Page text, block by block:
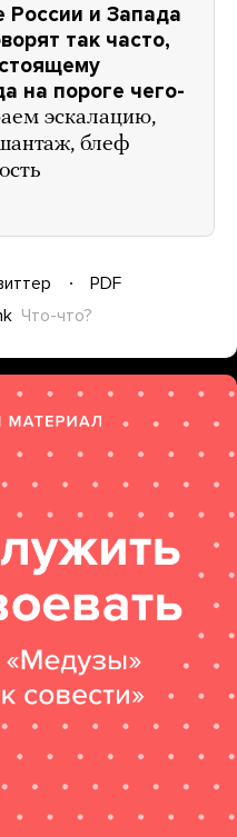
и Запада
так часто,
на пороге чего-
эскалацию,
блеф
PDF
Что-что?